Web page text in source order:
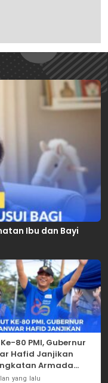
Ibu dan Bayi
Ke-80 PMI, Gubernur
Hafid Janjikan
Armada
Donor Darah
yang lalu